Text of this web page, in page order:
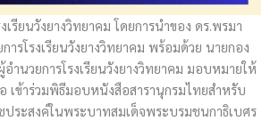
เรียนวังยางวิทยาคม โดยการนำของ ดร.พรมา
ารโรงเรียนวังยางวิทยาคม พร้อมด้วย นายกอง
ำนวยการโรงเรียนวังยางวิทยาคม มอบหมายให้
ข้าร่วมพิธีมอบหนังสือสารานุกรมไทยสำหรับ
ประสงค์ในพระบาทสมเด็จพระบรมชนกาธิเบศร